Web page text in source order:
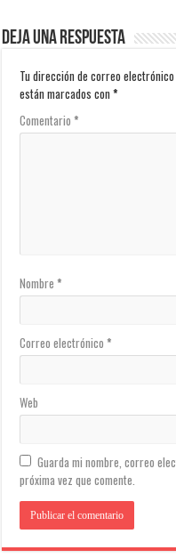
Deja una respuesta
Tu dirección de correo
están marcados con*
Comentario*
Nombre*
Correo electrónico*
Web
Guarda mi nombre, correo
próxima vez que comente.